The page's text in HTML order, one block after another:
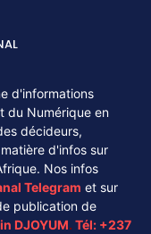
d'informations
du Numérique en
décideurs,
d'infos sur
Nos infos
Telegram et sur
publication de
DJOYUM. Tél: +237